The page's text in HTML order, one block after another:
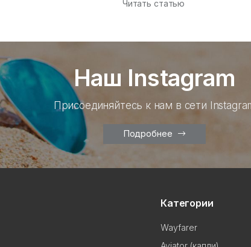
Читать статью
Наш Instagram
Присоединяйтесь к нам в сети
Подробнее
Категории
Wayfarer